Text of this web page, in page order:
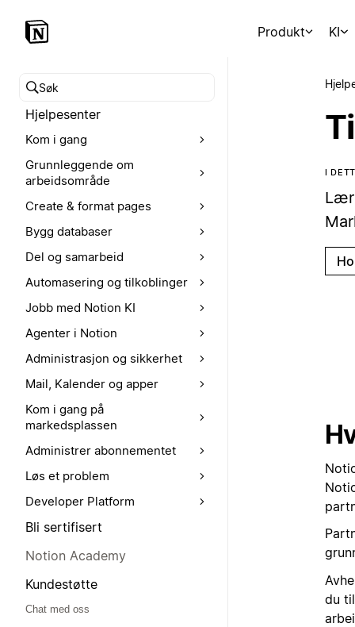
Produkt KI
Søk i hjelpesenteret
Hjelpesenter
Kom i gang
Grunnleggende om
arbeidsområde
Create & format pages
Bygg databaser
Del og samarbeid
Automasering og tilkoblinger
Jobb med Notion KI
Agenter i Notion
Administrasjon og sikkerhet
Mail, Kalender og apper
Kom i gang på
markedsplassen
Administrer abonnementet
Løs et problem
Developer Platform
Bli sertifisert
Notion Academy
Kundestøtte
Chat med oss
I
Lær
du